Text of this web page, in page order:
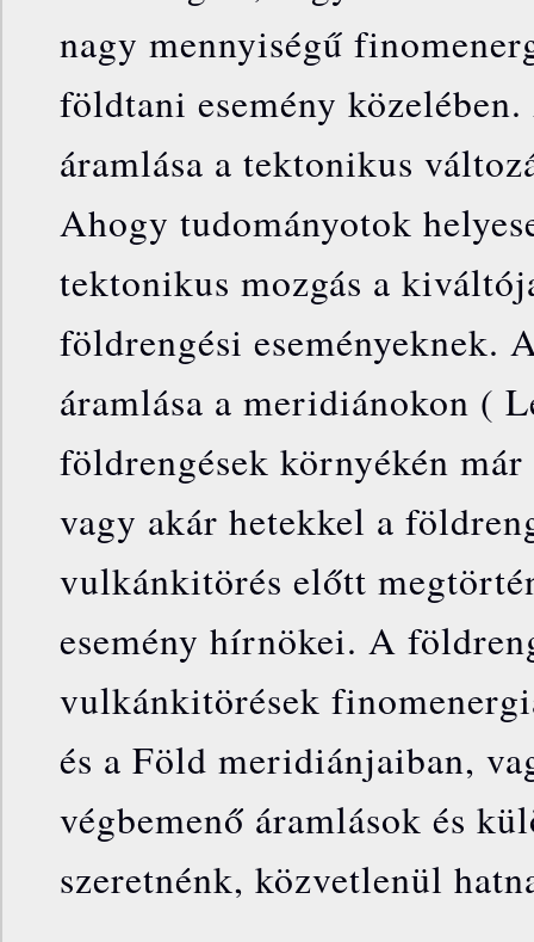
nagy mennyiségű
földtani esemény
áramlása a tektonikus
Ahogy tudományotok
tektonikus mozgás a
földrengési eseményeknek.
áramlása a meridiánokon (
földrengések környékén
vagy akár hetekkel a
vulkánkitörés előtt
esemény hírnökei. A
vulkánkitörések
és a Föld meridiánjaiban,
végbemenő áramlások és
szeretnénk, közvetlenül